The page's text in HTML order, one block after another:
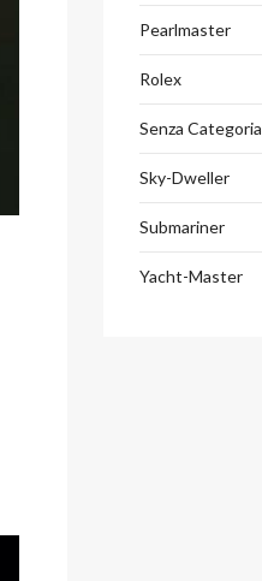
Pearlmaster
Rolex
Senza Categoria
Sky-Dweller
Submariner
Yacht-Master